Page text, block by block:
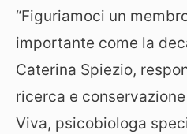
“Figuriamoci un
importante come la
Caterina Spiezio,
ricerca e
Viva, psicobiologa